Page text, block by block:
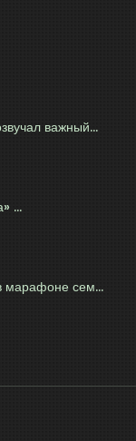
важный...
...
марафоне сем...